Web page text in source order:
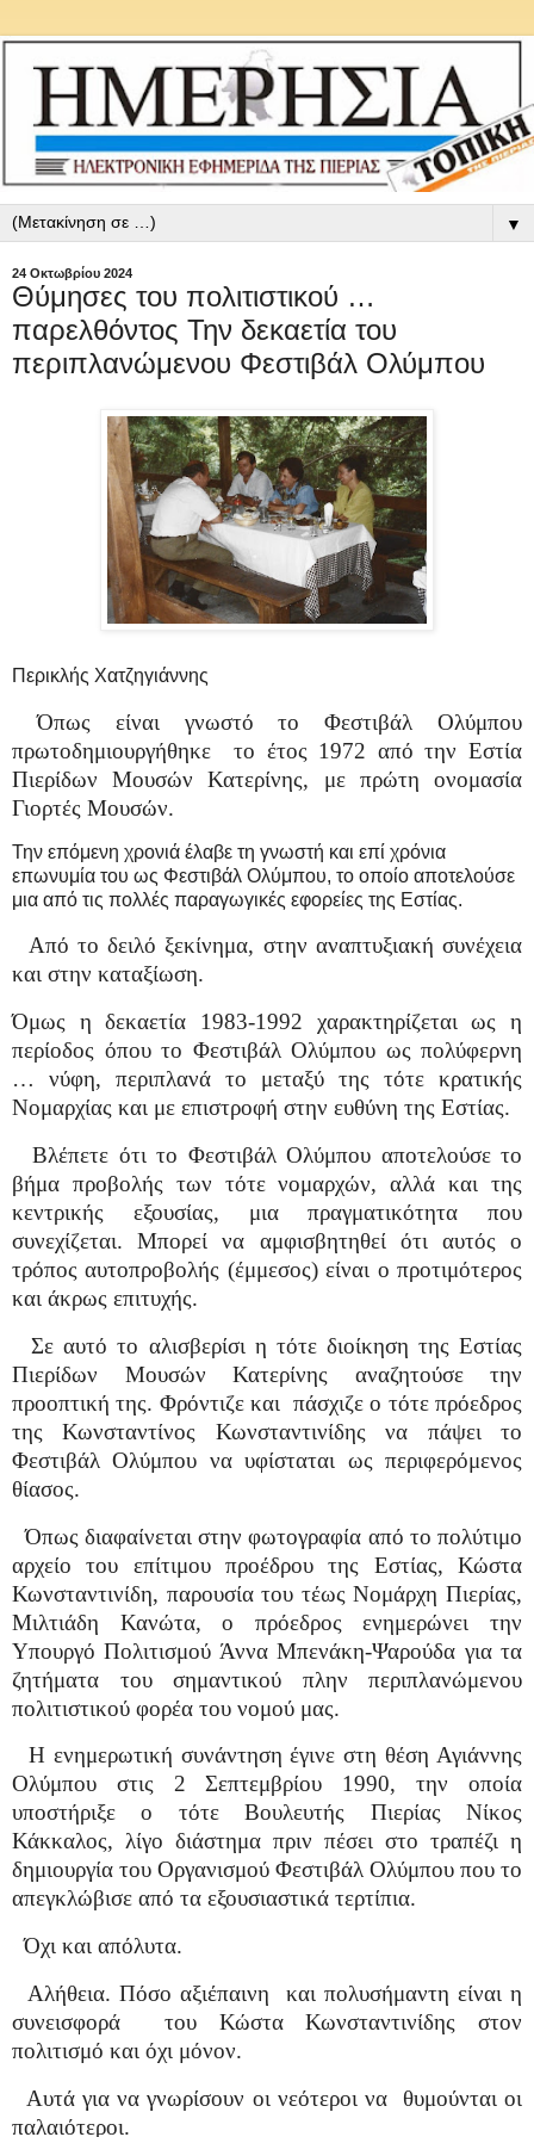
▼
24 Οκτωβρίου 2024
Θύμησες του πολιτιστικού …
παρελθόντος Την δεκαετία του
περιπλανώμενου Φεστιβάλ Ολύμπου
Περικλής Χατζηγιάννης
Όπως είναι γνωστό το Φεστιβάλ Ολύμπου
πρωτοδημιουργήθηκε
το έτος 1972 από την Εστία
Πιερίδων Μουσών Κατερίνης, με πρώτη ονομασία
Γιορτές Μουσών.
Την επόμενη χρονιά έλαβε τη γνωστή και επί χρόνια
επωνυμία του ως Φεστιβάλ Ολύμπου, το οποίο αποτελούσε
μια από τις πολλές παραγωγικές εφορείες της Εστίας.
Από το δειλό ξεκίνημα, στην αναπτυξιακή συνέχεια
και στην καταξίωση.
Όμως η δεκαετία 1983-1992 χαρακτηρίζεται ως η
περίοδος όπου το Φεστιβάλ Ολύμπου ως πολύφερνη
… νύφη, περιπλανά το μεταξύ της τότε κρατικής
Νομαρχίας και με επιστροφή στην ευθύνη της Εστίας.
Βλέπετε ότι το Φεστιβάλ Ολύμπου αποτελούσε το
βήμα προβολής των τότε νομαρχών, αλλά και της
κεντρικής εξουσίας, μια πραγματικότητα που
συνεχίζεται. Μπορεί να αμφισβητηθεί ότι αυτός ο
τρόπος αυτοπροβολής (έμμεσος) είναι ο προτιμότερος
και άκρως επιτυχής.
Σε αυτό το αλισβερίσι η τότε διοίκηση της Εστίας
Πιερίδων Μουσών Κατερίνης αναζητούσε την
προοπτική της. Φρόντιζε και πάσχιζε ο τότε πρόεδρος
της Κωνσταντίνος Κωνσταντινίδης να πάψει το
Φεστιβάλ Ολύμπου να υφίσταται ως περιφερόμενος
θίασος.
Όπως διαφαίνεται στην φωτογραφία από το πολύτιμο
αρχείο του επίτιμου προέδρου της Εστίας, Κώστα
Κωνσταντινίδη, παρουσία του τέως Νομάρχη Πιερίας,
Μιλτιάδη Κανώτα, ο πρόεδρος ενημερώνει την
Υπουργό Πολιτισμού Άννα Μπενάκη-Ψαρούδα για τα
ζητήματα του σημαντικού πλην περιπλανώμενου
πολιτιστικού φορέα του νομού μας.
Η ενημερωτική συνάντηση έγινε στη θέση Αγιάννης
Ολύμπου στις 2 Σεπτεμβρίου 1990, την οποία
υποστήριξε ο τότε Βουλευτής Πιερίας Νίκος
Κάκκαλος, λίγο διάστημα πριν πέσει στο τραπέζι η
δημιουργία του Οργανισμού Φεστιβάλ Ολύμπου που το
απεγκλώβισε από τα εξουσιαστικά τερτίπια.
Όχι και απόλυτα.
Αλήθεια. Πόσο αξιέπαινη
και πολυσήμαντη είναι η
συνεισφορά
του Κώστα Κωνσταντινίδης στον
πολιτισμό και όχι μόνον.
Αυτά για να γνωρίσουν οι νεότεροι να
θυμούνται οι
παλαιότεροι.